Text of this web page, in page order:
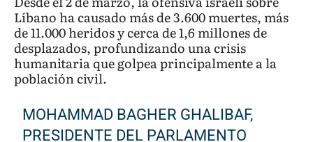
Líbano ha causado más de 3.600 muertes, más
de 11.000 heridos y cerca de 1,6 millones de
desplazados, profundizando una crisis
humanitaria que golpea principalmente a la
población civil.
MOHAMMAD BAGHER GHALIBAF,
PRESIDENTE DEL PARLAMENTO